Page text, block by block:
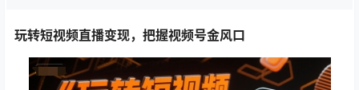
玩转短视频直播变现，把握视频号金风口